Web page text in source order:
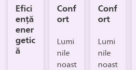
Efici
ență
ener
getic
ă
Conf
ort
Lumi
nile
noast
Conf
ort
Lumi
nile
noast